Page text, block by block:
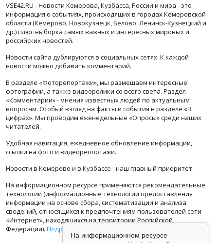
VSE42.RU - Новости Кемерова, Кузбасса, России и мира - это
информация о событиях, происходящих в городах Кемеровской
области (Кемерово, Новокузнецк, Белово, Ленинск-Кузнецкий и
др.) плюс выборка самых важных и интересных мировых и
российских новостей.
Новости сайта дублируются в социальных сетях. К каждой
новости можно добавить комментарий.
В разделе «Фоторепортажи», мы размещаем интересные
фотографии, а также видеоролики со всего света. Раздел
«Комментарии» - мнения известных людей по актуальным
вопросам. Особый взгляд на факты и события в разделе «В
цифрах». Мы проводим еженедельные «Опросы» среди наших
читателей.
Удобная навигация, ежедневное обновление информации,
ссылки на фото и видеорепортажи.
Новости в Кемерово и в Кузбассе - наш главный приоритет.
На информационном ресурсе применяются рекомендательные
технологии (информационные технологии предоставления
информации на основе сбора, систематизации и анализа
сведений, относящихся к предпочтениям пользователей сети
«Интернет», находящихся на территории Российской
Федерации). Подробная информация
На информационном ресурсе